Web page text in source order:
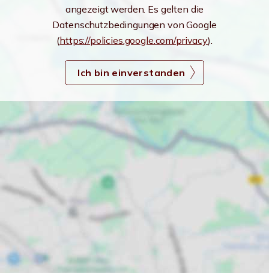
angezeigt werden. Es gelten die
Datenschutzbedingungen von Google
(https://policies.google.com/privacy).
Ich bin einverstanden